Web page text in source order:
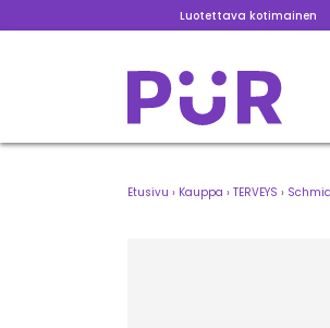
Luotettava kotimainen
Etusivu › Kauppa › TERVEYS ›